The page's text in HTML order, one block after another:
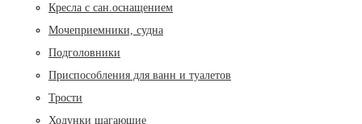
Кресла с сан.оснащением
Мочеприемники, судна
Подголовники
Приспособления для ванн и туалетов
Трости
Ходунки шагающие